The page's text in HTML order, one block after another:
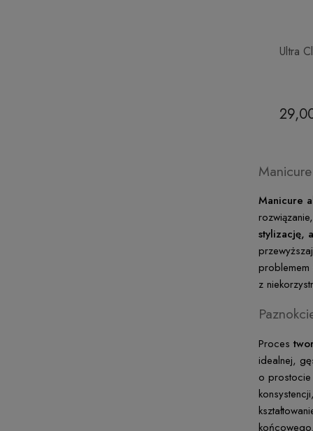
Ultra
Manicure
stylizację,
problemem
z
Proces
idealnej,
o prostocie
końcowego.